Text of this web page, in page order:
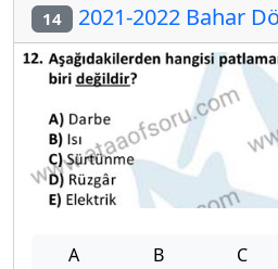
14 2021-2022 Bahar
A B C